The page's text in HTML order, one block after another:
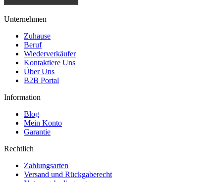
Unternehmen
Zuhause
Beruf
Wiederverkäufer
Kontaktiere Uns
Über Uns
B2B Portal
Information
Blog
Mein Konto
Garantie
Rechtlich
Zahlungsarten
Versand und Rückgaberecht